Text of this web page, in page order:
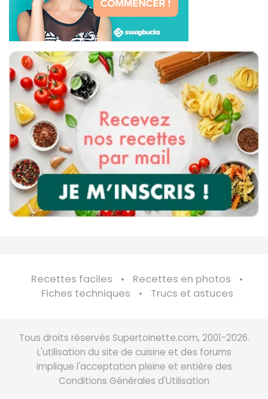
Recettes faciles
Recettes en photos
Fiches techniques
Trucs et astuces
Tous droits réservés Supertoinette.com, 2001-2026.
L'utilisation du site de cuisine et des forums
implique l'acceptation pleine et entière des
Conditions Générales d'Utilisation